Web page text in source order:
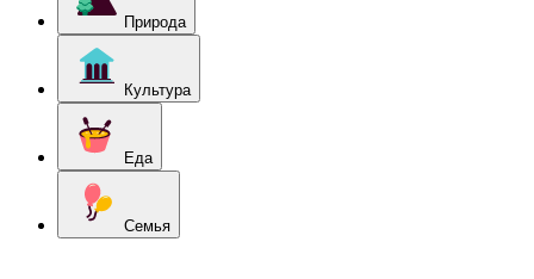
Природа
Культура
Еда
Семья